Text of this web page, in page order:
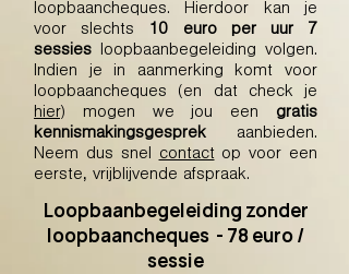
loopbaancheques. Hierdoor kan je
voor slechts
10 euro per uur 7
sessies loopbaanbegeleiding volgen.
Indien je in aanmerking komt voor
loopbaancheques (en dat check je
hier) mogen we jou een gratis
kennismakingsgesprek aanbieden.
Neem dus snel contact op voor een
eerste, vrijblijvende afspraak.
Loopbaanbegeleiding zonder
loopbaancheques - 78 euro /
sessie